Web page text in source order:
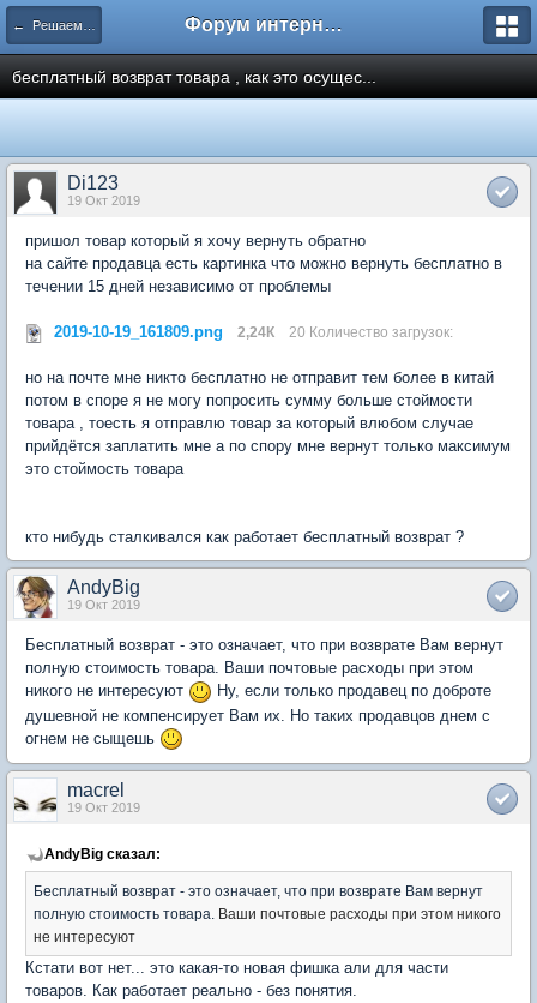
← Решаем проблемы c магазинами Форум интернет покупателей
бесплатный возврат товара , как это осущес...
Di123
19 Окт 2019
пришол товар который я хочу вернуть обратно
на сайте продавца есть картинка что можно вернуть бесплатно в
течении 15 дней независимо от проблемы
2019-10-19_161809.png 2,24К 20 Количество загрузок:
но на почте мне никто бесплатно не отправит тем более в китай
потом в споре я не могу попросить сумму больше стоймости
товара , тоесть я отправлю товар за который влюбом случае
прийдётся заплатить мне а по спору мне вернут только максимум
это стоймость товара
кто нибудь сталкивался как работает бесплатный возврат ?
AndyBig
19 Окт 2019
Бесплатный возврат - это означает, что при возврате Вам вернут
полную стоимость товара. Ваши почтовые расходы при этом
никого не интересуют
Ну, если только продавец по доброте
душевной не компенсирует Вам их. Но таких продавцов днем с
огнем не сыщешь
macrel
19 Окт 2019
AndyBig сказал:
Бесплатный возврат - это означает, что при возврате Вам вернут
полную стоимость товара.
Ваши почтовые расходы при этом никого
не интересуют
Кстати вот нет... это какая-то новая фишка али для части
товаров. Как работает реально - без понятия.